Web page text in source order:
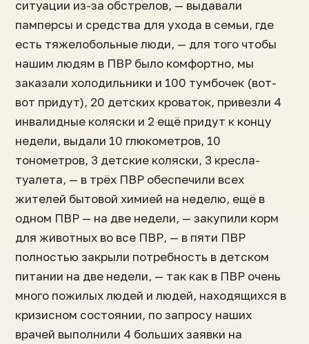
ситуации из-за обстрелов, — выдавали
памперсы и средства для ухода в семьи, где
есть тяжелобольные люди, — для того чтобы
нашим людям в ПВР было комфортно, мы
заказали холодильники и 100 тумбочек (вот-
вот придут), 20 детских кроваток, привезли 4
инвалидные коляски и 2 ещё придут к концу
недели, выдали 10 глюкометров, 10
тонометров, 3 детские коляски, 3 кресла-
туалета, — в трёх ПВР обеспечили всех
жителей бытовой химией на неделю, ещё в
одном ПВР — на две недели, — закупили корм
для животных во все ПВР, — в пяти ПВР
полностью закрыли потребность в детском
питании на две недели, — так как в ПВР очень
много пожилых людей и людей, находящихся в
кризисном состоянии, по запросу наших
врачей выполнили 4 больших заявки на